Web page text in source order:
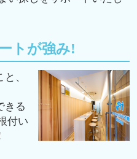
トが強み!
、
きる
付い